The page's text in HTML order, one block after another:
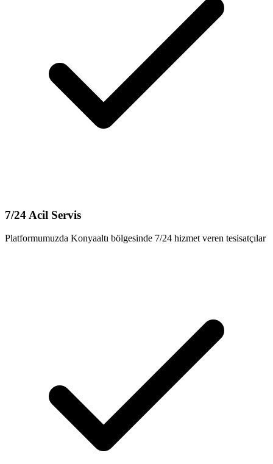
7/24 Acil Servis
Platformumuzda Konyaaltı bölgesinde 7/24 hizmet veren tesisatçılar